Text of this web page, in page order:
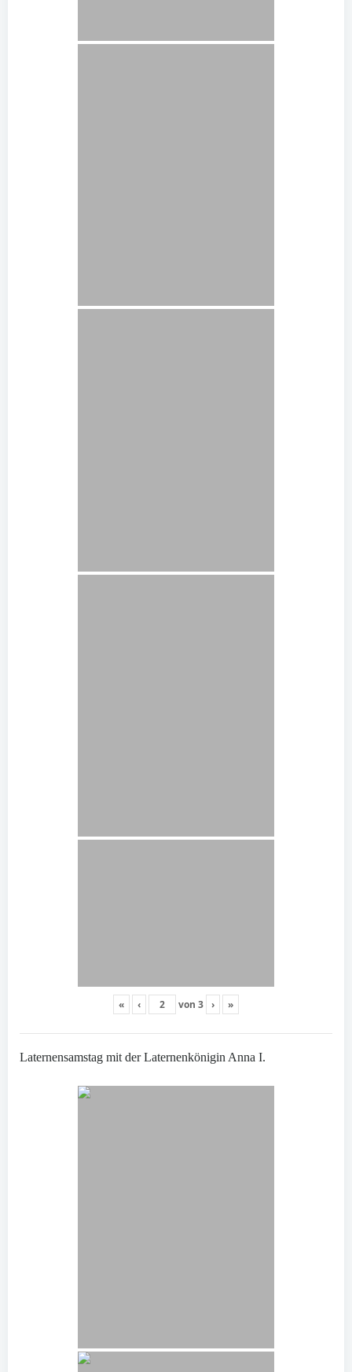
« ‹ von 3 › »
Laternensamstag mit der Laternenkönigin Anna I.